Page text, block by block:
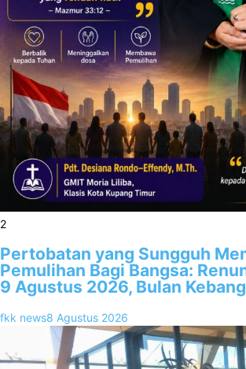
2
Pertobatan yang Sungguh
Pemulihan Bagi Bangsa:
9 Agustus 2026, Bulan
fkk news8 Agustus 2026